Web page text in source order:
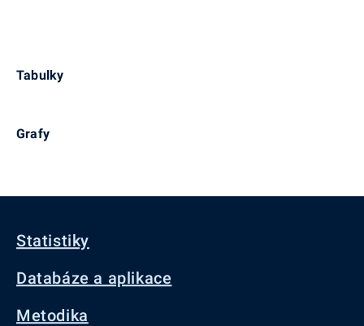
Tabulky
Grafy
Statistiky
Databáze a aplikace
Metodika